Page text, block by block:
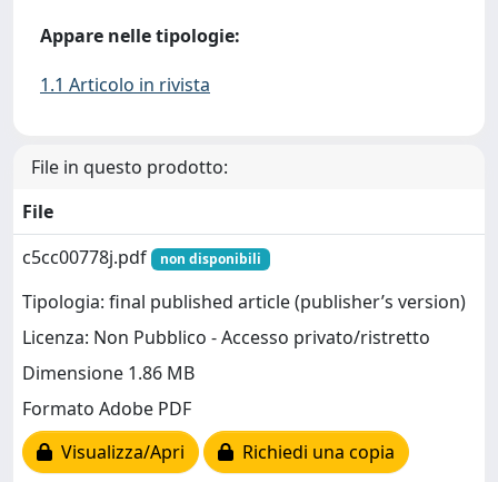
Appare nelle tipologie:
1.1 Articolo in rivista
File in questo prodotto:
File
c5cc00778j.pdf
non disponibili
Tipologia: final published article (publisher’s version)
Licenza: Non Pubblico - Accesso privato/ristretto
Dimensione 1.86 MB
Formato Adobe PDF
Visualizza/Apri
Richiedi una copia